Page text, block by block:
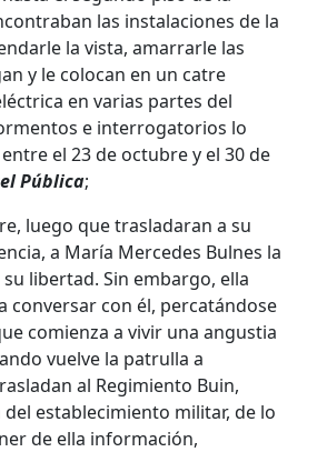
las instalaciones de la
la vista, amarrarle las
y le colocan en un catre
en varias partes del
e interrogatorios lo
el 23 de octubre y el 30 de
Pública;
luego que trasladaran a su
a María Mercedes Bulnes la
libertad. Sin embargo, ella
conversar con él, percatándose
comienza a vivir una angustia
vuelve la patrulla a
al Regimiento Buin,
establecimiento militar, de lo
de ella información,